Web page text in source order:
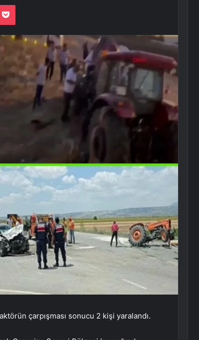
Pocket
çarpışması sonucu 2 kişi yaralandı.